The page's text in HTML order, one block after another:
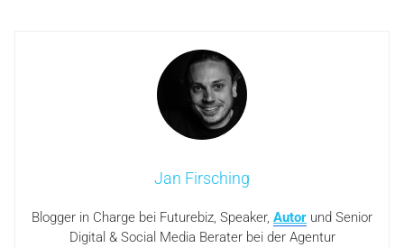
Jan Firsching
Blogger in Charge bei Futurebiz, Speaker, Autor und Senior
Digital & Social Media Berater bei der Agentur